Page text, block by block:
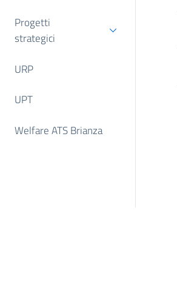
Progetti
strategici
URP
UPT
Welfare ATS Brianza